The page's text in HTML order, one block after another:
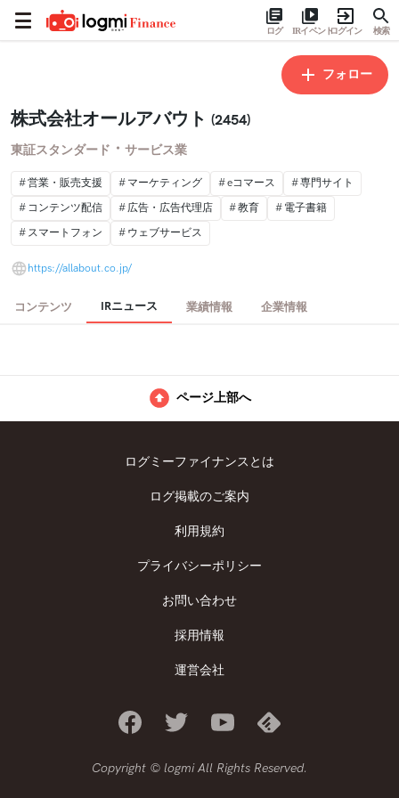
ログ IRイベントログイン 検索
フォロー
株式会社オールアバウト (2454)
東証スタンダード ・ サービス業
営業・販売支援 マーケティング eコマース
専門サイト
コンテンツ配信
広告・広告代理店 教育
電子書籍
スマートフォン
ウェブサービス
https://allabout.co.jp/
コンテンツ IRニュース 業績情報 企業情報
ページ上部へ
ログミーファイナンスとは
ログ掲載のご案内
利用規約
プライバシーポリシー
お問い合わせ
採用情報
運営会社
Copyright © logmi All Rights Reserved.